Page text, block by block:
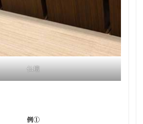
仏壇
例①